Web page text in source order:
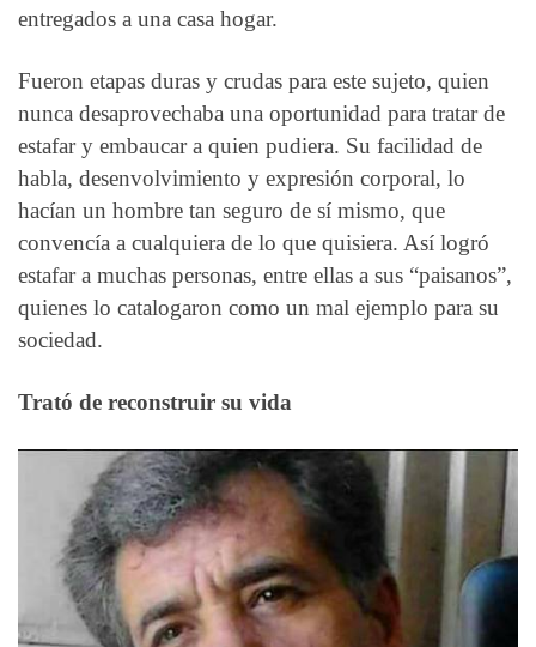
entregados a una casa hogar.
Fueron etapas duras y crudas para este sujeto, quien
nunca desaprovechaba una oportunidad para tratar de
estafar y embaucar a quien pudiera. Su facilidad de
habla, desenvolvimiento y expresión corporal, lo
hacían un hombre tan seguro de sí mismo, que
convencía a cualquiera de lo que quisiera. Así logró
estafar a muchas personas, entre ellas a sus “paisanos”,
quienes lo catalogaron como un mal ejemplo para su
sociedad.
Trató de reconstruir su vida